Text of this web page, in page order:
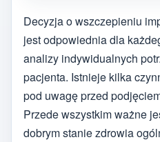
Decyzja o wszczepieniu
jest odpowiednia dla
analizy indywidualnych
pacjenta. Istnieje kilka
pod uwagę przed
Przede wszystkim ważne
dobrym stanie zdrowia